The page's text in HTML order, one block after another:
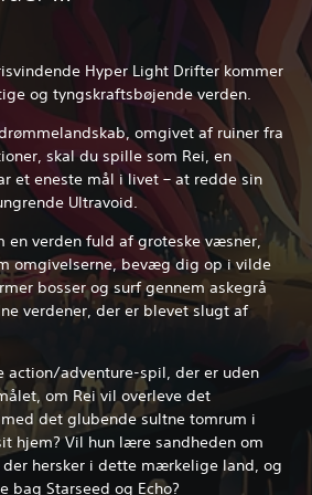
Hyper Light Drifter kommer
og tyngskraftsbøjende verden.
omgivet af ruiner fra
skal du spille som Rei, en
et eneste mål i livet – at redde sin
Ultravoid.
en verden fuld af groteske væsner,
omgivelserne, bevæg dig op i vilde
bosser og surf gennem askegrå
verdener, der er blevet slugt af
action/adventure-spil, der er uden
om Rei vil overleve det
det glubende sultne tomrum i
hjem? Vil hun lære sandheden om
hersker i dette mærkelige land, og
bag Starseed og Echo?